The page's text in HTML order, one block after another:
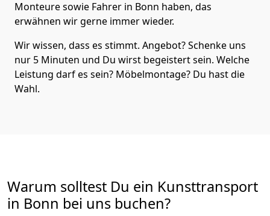
Monteure sowie Fahrer in Bonn haben, das
erwähnen wir gerne immer wieder.
Wir wissen, dass es stimmt. Angebot? Schenke uns
nur 5 Minuten und Du wirst begeistert sein. Welche
Leistung darf es sein? Möbelmontage? Du hast die
Wahl.
Warum solltest Du ein Kunsttransport
in Bonn bei uns buchen?